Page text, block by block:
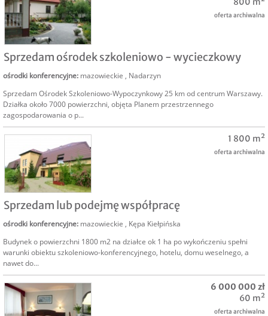
Sprzedam ośrodek szkoleniowo - wycieczkowy
ośrodki konferencyjne: mazowieckie , Nadarzyn
Sprzedam Ośrodek Szkoleniowo-Wypoczynkowy 25 km od centrum Warszawy.
Działka około 7000 powierzchni, objęta Planem przestrzennego
zagospodarowania o p...
oferta archiwalna
Sprzedam lub podejmę współpracę
ośrodki konferencyjne: mazowieckie , Kępa Kiełpińska
Budynek o powierzchni 1800 m2 na działce ok 1 ha po wykończeniu spełni
warunki obiektu szkoleniowo-konferencyjnego, hotelu, domu weselnego, a
nawet do...
1 800 m²
oferta archiwalna
6 000 000 zł
60 m²
oferta archiwalna